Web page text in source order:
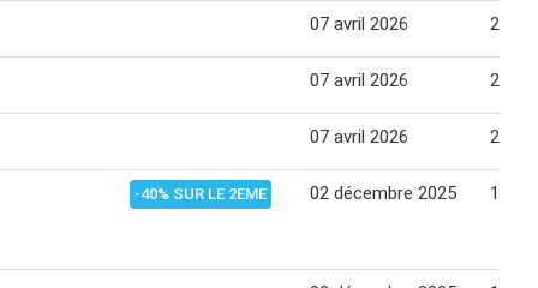
07 avril 2026 20
07 avril 2026 20
07 avril 2026 20
-40% SUR LE 2EME 02 décembre 2025 15